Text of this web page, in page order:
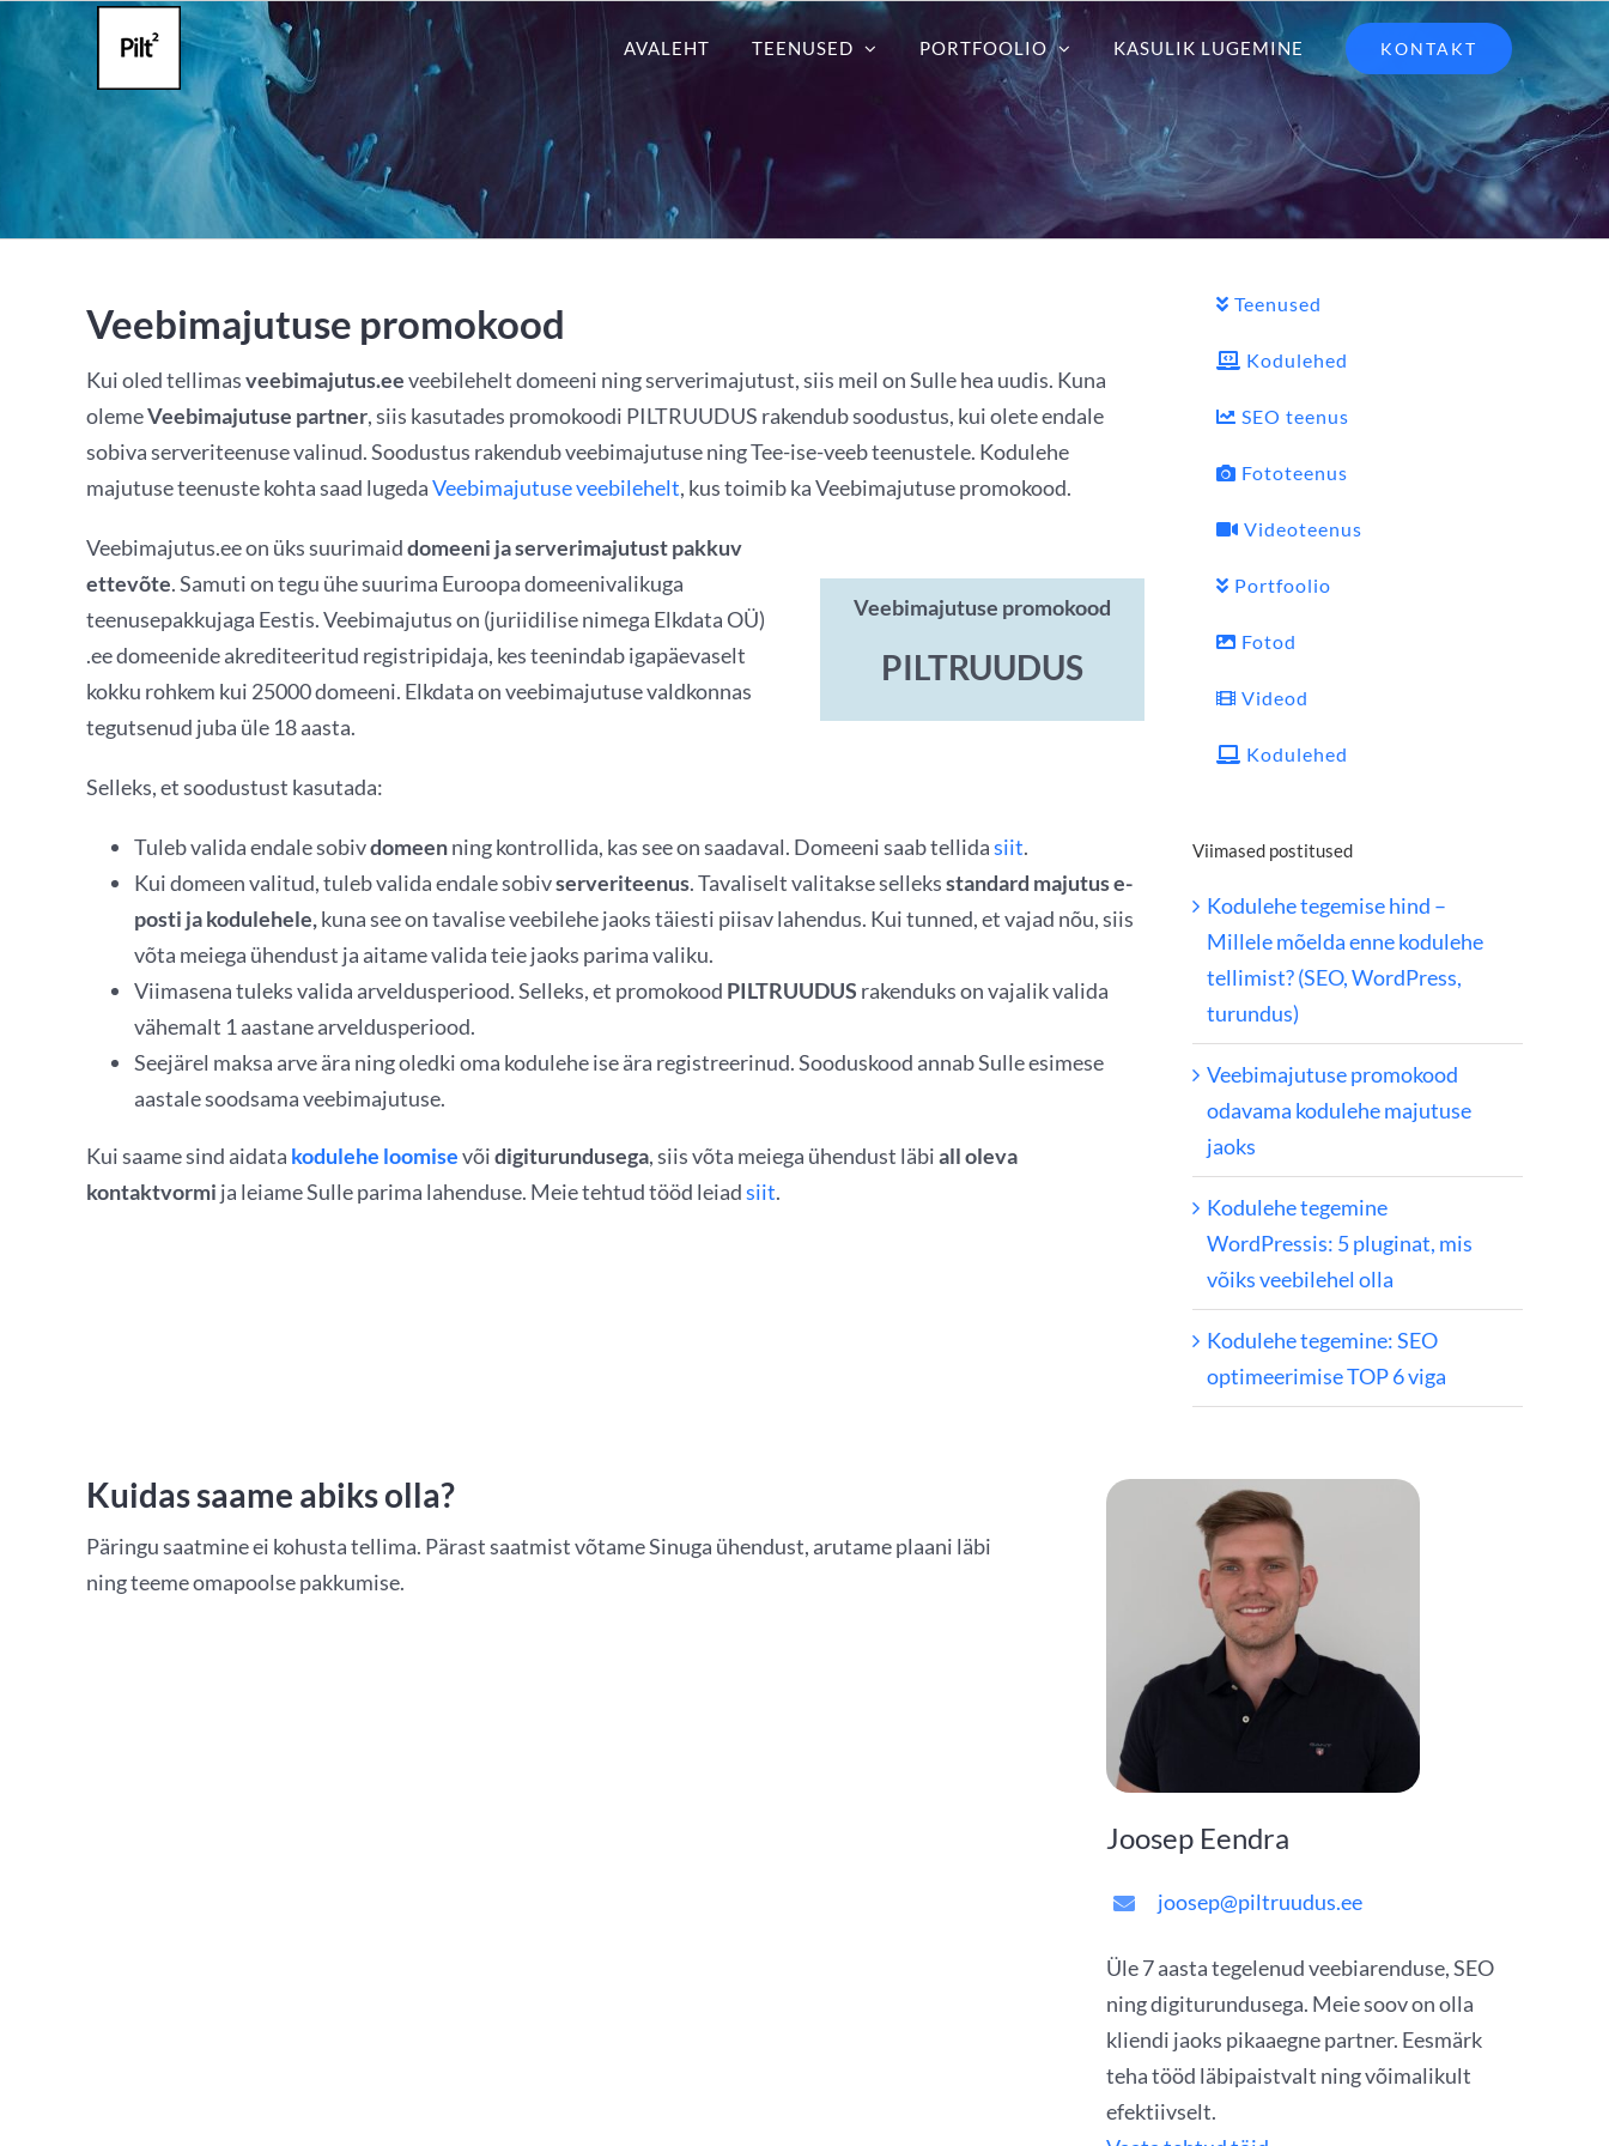
AVALEHT TEENUSED PORTFOOLIO KASULIK LUGEMINE KONTAKT
Veebimajutuse promokood
Kui oled tellimasveebimajutus.eeveebilehelt domeeni ning serverimajutust, siis meil on Sulle hea uudis. Kuna
olemeVeebimajutuse partner, siis kasutades promokoodi PILTRUUDUS rakendub soodustus, kui olete endale
sobiva serveriteenuse valinud. Soodustus rakendub veebimajutuse ning Tee-ise-veeb teenustele. Kodulehe
majutuse teenuste kohta saad lugedaVeebimajutuse veebilehelt, kus toimib ka Veebimajutuse promokood.
Veebimajutus.ee on üks suurimaiddomeeni ja serverimajutust pakkuv
ettevõte. Samuti on tegu ühe suurima Euroopa domeenivalikuga
teenusepakkujaga Eestis. Veebimajutus on (juriidilise nimega Elkdata OÜ)
.ee domeenide akrediteeritud registripidaja, kes teenindab igapäevaselt
kokku rohkem kui 25000 domeeni. Elkdata on veebimajutuse valdkonnas
tegutsenud juba üle 18 aasta.
Veebimajutuse promokood
PILTRUUDUS
Selleks, et soodustust kasutada:
Tuleb valida endale sobivdomeenning kontrollida, kas see on saadaval. Domeeni saab tellidasiit.
Kui domeen valitud, tuleb valida endale sobivserveriteenus. Tavaliselt valitakse selleksstandard majutus e-
posti ja kodulehele,kuna see on tavalise veebilehe jaoks täiesti piisav lahendus. Kui tunned, et vajad nõu, siis
võta meiega ühendust ja aitame valida teie jaoks parima valiku.
Viimasena tuleks valida arveldusperiood. Selleks, et promokood PILTRUUDUS rakenduks on vajalik valida
vähemalt 1 aastane arveldusperiood.
Seejärel maksa arve ära ning oledki oma kodulehe ise ära registreerinud. Sooduskood annab Sulle esimese
aastale soodsama veebimajutuse.
Kui saame sind aidata kodulehe loomisevõidigiturundusega, siis võta meiega ühendust läbiall oleva
kontaktvormi ja leiame Sulle parima lahenduse. Meie tehtud tööd leiadsiit.
Teenused
Kodulehed
SEO teenus
Fototeenus
Videoteenus
Portfoolio
Fotod
Videod
Kodulehed
Viimased postitused
Kodulehe tegemise hind –
Millele mõelda enne kodulehe
tellimist? (SEO, WordPress,
turundus)
Veebimajutuse promokood
odavama kodulehe majutuse
jaoks
Kodulehe tegemine
WordPressis: 5 pluginat, mis
võiks veebilehel olla
Kodulehe tegemine: SEO
optimeerimise TOP 6 viga
Kuidas saame abiks olla?
Päringu saatmine ei kohusta tellima. Pärast saatmist võtame Sinuga ühendust, arutame plaani läbi
ning teeme omapoolse pakkumise.
Joosep Eendra
joosep@piltruudus.ee
Üle 7 aasta tegelenud veebiarenduse, SEO
ning digiturundusega. Meie soov on olla
kliendi jaoks pikaaegne partner. Eesmärk
teha tööd läbipaistvalt ning võimalikult
efektiivselt.